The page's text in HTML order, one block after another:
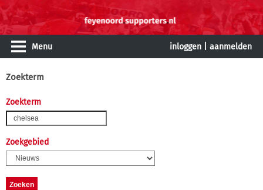
Menu inloggen aanmelden
Zoekterm
Zoekterm
Zoekgebied